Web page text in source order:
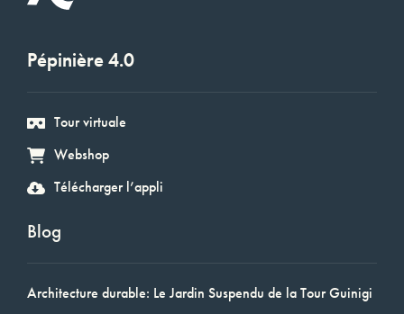
Pépinière 4.0
Tour virtuale
Webshop
Télécharger l’appli
Blog
Architecture durable: Le Jardin Suspendu de la Tour Guinigi